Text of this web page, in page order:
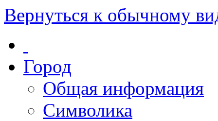
Вернуться к обычному
Город
Общая информация
Символика